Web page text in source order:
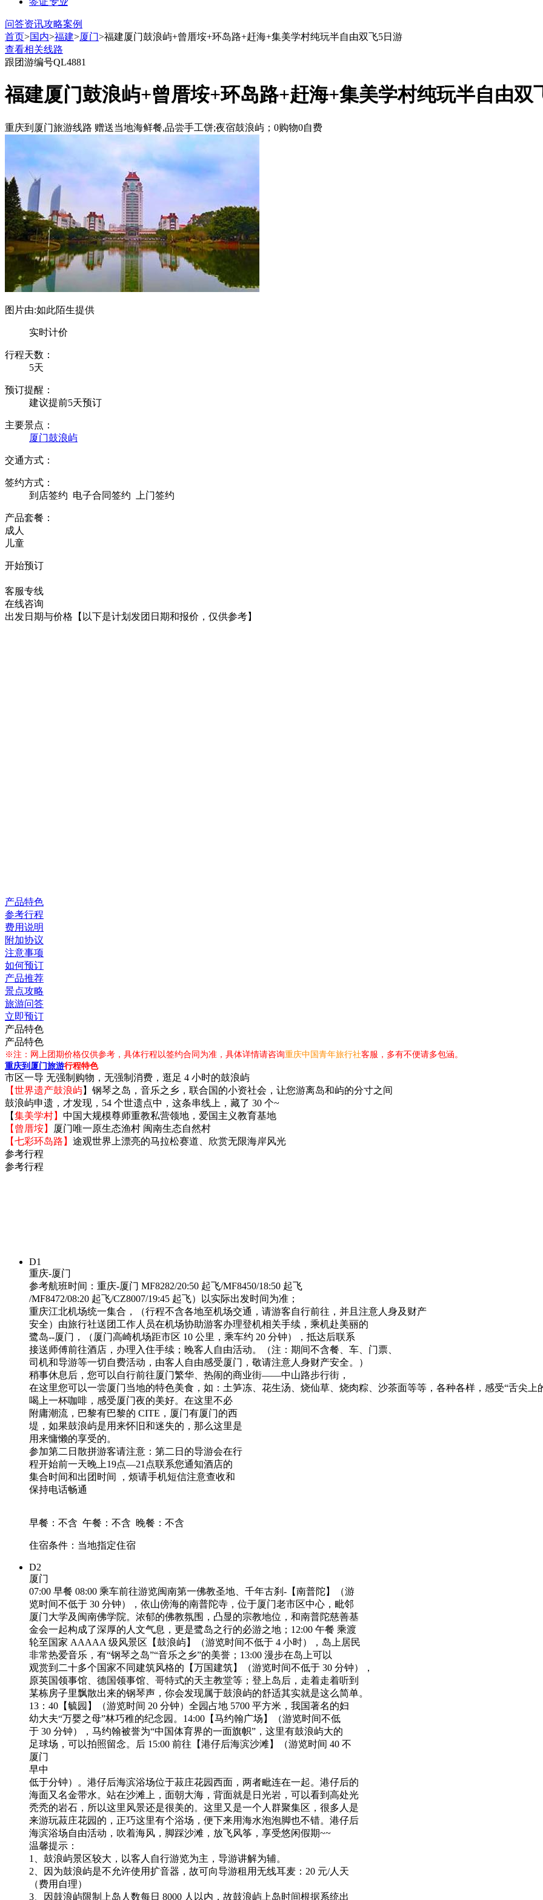
问答资讯攻略案例
首页>国内>福建>厦门>福建厦门鼓浪屿+曾厝垵+环岛路+赶海+集美学村纯玩半自由双飞5日游
查看相关线路
跟团游编号QL4881
福建厦门鼓浪屿+曾厝垵+环岛路+赶海+集美学村纯玩半自由双
重庆到厦门旅游线路 赠送当地海鲜餐,品尝手工饼;夜宿鼓浪屿；0购物0自费
图片由:如此陌生提供
实时计价
行程天数：
5天
预订提醒：
建议提前5天预订
主要景点：
厦门鼓浪屿
交通方式：
签约方式：
到店签约 电子合同签约 上门签约
产品套餐：
成人
儿童
开始预订
客服专线
在线咨询
出发日期与价格 【以下是计划发团日期和报价，仅供参考】
产品特色
参考行程
费用说明
附加协议
注意事项
如何预订
产品推荐
景点攻略
旅游问答
立即预订
产品特色
产品特色
※注：网上团期价格仅供参考，具体行程以签约合同为准，具体详情请咨询重庆中国青年旅行社客服，多有不便请多包涵。
重庆到厦门旅游行程特色
市区一导 无强制购物，无强制消费，逛足 4 小时的鼓浪屿
【世界遗产鼓浪屿】钢琴之岛，音乐之乡，联合国的小资社会，让您游离岛和屿的分寸之间
鼓浪屿申遗，才发现，54 个世遗点中，这条串线上，藏了 30 个~
【集美学村】 中国大规模尊师重教私营领地，爱国主义教育基地
【曾厝垵】
厦门唯一原生态渔村 闽南生态自然村
【七彩环岛路】 途观世界上漂亮的马拉松赛道、欣赏无限海岸风光
参考行程
参考行程
D1
重庆-厦门
参考航班时间：重庆-厦门 MF8282/20:50 起飞/MF8450/18:50 起飞
/MF8472/08:20 起飞/CZ8007/19:45 起飞）以实际出发时间为准；
重庆江北机场统一集合，（行程不含各地至机场交通，请游客自行前往，并且注意人身及财产
安全）由旅行社送团工作人员在机场协助游客办理登机相关手续，乘机赴美丽的
鹭岛--厦门，（厦门高崎机场距市区 10 公里，乘车约 20 分钟），抵达后联系
接送师傅前往酒店，办理入住手续；晚客人自由活动。（注：期间不含餐、车、门票、
司机和导游等一切自费活动，由客人自由感受厦门，敬请注意人身财产安全。）
稍事休息后，您可以自行前往厦门繁华、热闹的商业街——中山路步行街，
在这里您可以一尝厦门当地的特色美食，如：土笋冻、花生汤、烧仙草、烧肉粽、沙茶面等等，各种各样，感受“舌尖上
喝上一杯咖啡，感受厦门夜的美好。在这里不必
附庸潮流，巴黎有巴黎的 CITE，厦门有厦门的西
堤，如果鼓浪屿是用来怀旧和迷失的，那么这里是
用来慵懒的享受的。
参加第二日散拼游客请注意：第二日的导游会在行
程开始前一天晚上19点—21点联系您通知酒店的
集合时间和出团时间 ，烦请手机短信注意查收和
保持电话畅通
早餐：不含 午餐：不含 晚餐：不含
住宿条件：当地指定住宿
D2
厦门
07:00 早餐 08:00 乘车前往游览闽南第一佛教圣地、千年古刹-【南普陀】（游
览时间不低于 30 分钟），依山傍海的南普陀寺，位于厦门老市区中心，毗邻
厦门大学及闽南佛学院。浓郁的佛教氛围，凸显的宗教地位，和南普陀慈善基
金会一起构成了深厚的人文气息，更是鹭岛之行的必游之地；12:00 午餐 乘渡
轮至国家 AAAAA 级风景区【鼓浪屿】（游览时间不低于 4 小时），岛上居民
非常热爱音乐，有“钢琴之岛”“音乐之乡”的美誉；13:00 漫步在岛上可以
观赏到二十多个国家不同建筑风格的【万国建筑】（游览时间不低于 30 分钟），
原英国领事馆、德国领事馆、哥特式的天主教堂等；登上岛后，走着走着听到
某栋房子里飘散出来的钢琴声，你会发现属于鼓浪屿的舒适其实就是这么简单。
13：40【毓园】（游览时间 20 分钟）全园占地 5700 平方米，我国著名的妇
幼大夫“万婴之母”林巧稚的纪念园。14:00【马约翰广场】（游览时间不低
于 30 分钟），马约翰被誉为“中国体育界的一面旗帜”，这里有鼓浪屿大的
足球场，可以拍照留念。后 15:00 前往【港仔后海滨沙滩】（游览时间 40 不
厦门
早中
低于分钟）。港仔后海滨浴场位于菽庄花园西面，两者毗连在一起。港仔后的
海面又名金带水。站在沙滩上，面朝大海，背面就是日光岩，可以看到高处光
秃秃的岩石，所以这里风景还是很美的。这里又是一个人群聚集区，很多人是
来游玩菽庄花园的，正巧这里有个浴场，便下来用海水泡泡脚也不错。港仔后
海滨浴场自由活动，吹着海风，脚踩沙滩，放飞风筝，享受悠闲假期~~
温馨提示：
1、鼓浪屿景区较大，以客人自行游览为主，导游讲解为辅。
2、因为鼓浪屿是不允许使用扩音器，故可向导游租用无线耳麦：20 元/人天
（费用自理）
3、因鼓浪屿限制上岛人数每日 8000 人以内，故鼓浪屿上岛时间根据系统出